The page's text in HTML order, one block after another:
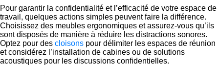
Pour garantir la confidentialité et l’efficacité de votre espace de
travail, quelques actions simples peuvent faire la différence.
Choisissez des meubles ergonomiques et assurez-vous qu’ils
sont disposés de manière à réduire les distractions sonores.
Optez pour des cloisons pour délimiter les espaces de réunion
et considérez l’installation de cabines ou de solutions
acoustiques pour les discussions confidentielles.